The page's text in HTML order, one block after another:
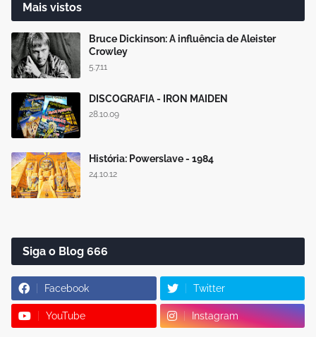
Mais vistos
Bruce Dickinson: A influência de Aleister
Crowley
5.7.11
DISCOGRAFIA - IRON MAIDEN
28.10.09
História: Powerslave - 1984
24.10.12
Siga o Blog 666
Facebook Twitter
YouTube Instagram